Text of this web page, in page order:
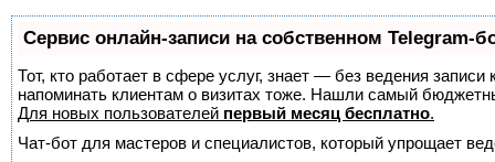
Сервис онлайн-записи на собственном Telegram-
Тот, кто работает в сфере услуг, знает — без ведения
напоминать клиентам о визитах тоже. Нашли самый
Для новых пользователей первый месяц бесплатно.
Чат-бот для мастеров и специалистов, который упрощает